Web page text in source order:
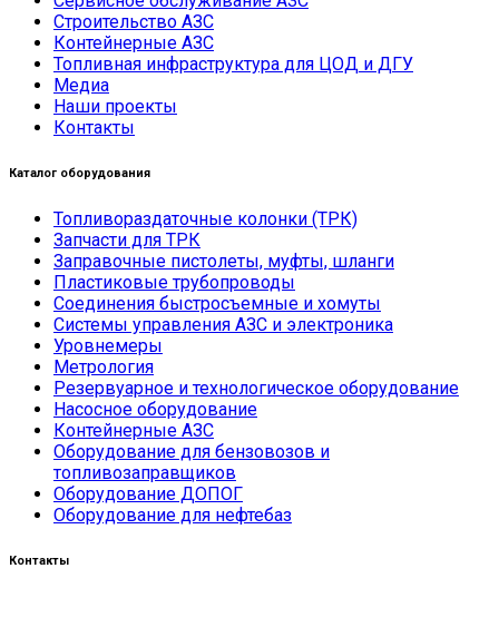
Строительство АЗС
Контейнерные АЗС
Топливная инфраструктура для ЦОД и ДГУ
Медиа
Наши проекты
Контакты
Каталог оборудования
Топливораздаточные колонки (ТРК)
Запчасти для ТРК
Заправочные пистолеты, муфты, шланги
Пластиковые трубопроводы
Соединения быстросъемные и хомуты
Системы управления АЗС и электроника
Уровнемеры
Метрология
Резервуарное и технологическое оборудование
Насосное оборудование
Контейнерные АЗС
Оборудование для бензовозов и
топливозаправщиков
Оборудование ДОПОГ
Оборудование для нефтебаз
Контакты